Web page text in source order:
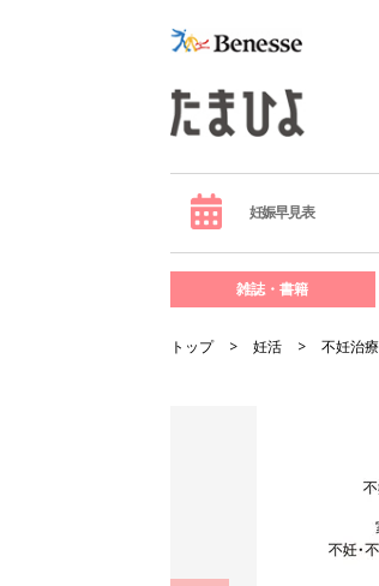
妊娠早見表
雑誌・書籍
トップ 妊活 不妊治